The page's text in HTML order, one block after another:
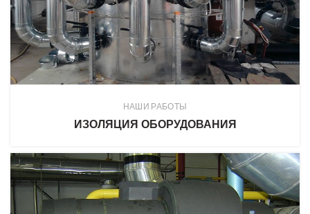
НАШИ РАБОТЫ
ИЗОЛЯЦИЯ ОБОРУДОВАНИЯ